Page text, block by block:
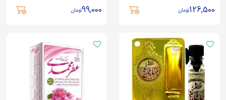
126,500تومان 99,000تومان